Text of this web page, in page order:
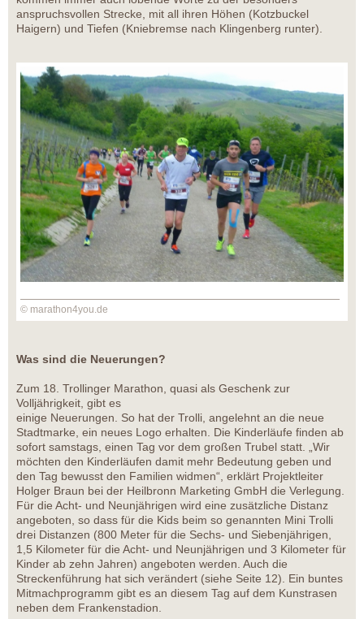
anspruchsvollen Strecke, mit all ihren Höhen (Kotzbuckel
Haigern) und Tiefen (Kniebremse nach Klingenberg runter).
© marathon4you.de
Was sind die Neuerungen?
Zum 18. Trollinger Marathon, quasi als Geschenk zur
Volljährigkeit, gibt es
einige Neuerungen. So hat der Trolli, angelehnt an die neue
Stadtmarke, ein neues Logo erhalten. Die Kinderläufe finden ab
sofort samstags, einen Tag vor dem großen Trubel statt. „Wir
möchten den Kinderläufen damit mehr Bedeutung geben und
den Tag bewusst den Familien widmen“, erklärt Projektleiter
Holger Braun bei der Heilbronn Marketing GmbH die Verlegung.
Für die Acht- und Neunjährigen wird eine zusätzliche Distanz
angeboten, so dass für die Kids beim so genannten Mini Trolli
drei Distanzen (800 Meter für die Sechs- und Siebenjährigen,
1,5 Kilometer für die Acht- und Neunjährigen und 3 Kilometer für
Kinder ab zehn Jahren) angeboten werden. Auch die
Streckenführung hat sich verändert (siehe Seite 12). Ein buntes
Mitmachprogramm gibt es an diesem Tag auf dem Kunstrasen
neben dem Frankenstadion.